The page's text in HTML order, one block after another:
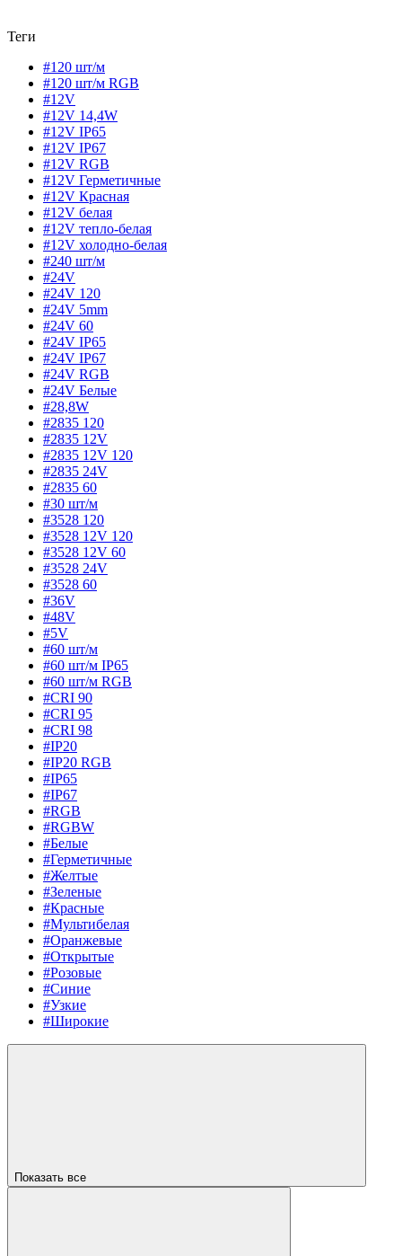
Теги
#120 шт/м
#120 шт/м RGB
#12V
#12V 14,4W
#12V IP65
#12V IP67
#12V RGB
#12V Герметичные
#12V Красная
#12V белая
#12V тепло-белая
#12V холодно-белая
#240 шт/м
#24V
#24V 120
#24V 5mm
#24V 60
#24V IP65
#24V IP67
#24V RGB
#24V Белые
#28,8W
#2835 120
#2835 12V
#2835 12V 120
#2835 24V
#2835 60
#30 шт/м
#3528 120
#3528 12V 120
#3528 12V 60
#3528 24V
#3528 60
#36V
#48V
#5V
#60 шт/м
#60 шт/м IP65
#60 шт/м RGB
#CRI 90
#CRI 95
#CRI 98
#IP20
#IP20 RGB
#IP65
#IP67
#RGB
#RGBW
#Белые
#Герметичные
#Желтые
#Зеленые
#Красные
#Мультибелая
#Оранжевые
#Открытые
#Розовые
#Синие
#Узкие
#Широкие
Показать все